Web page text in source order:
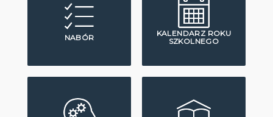
NABÓR
KALENDARZ ROKU
SZKOLNEGO